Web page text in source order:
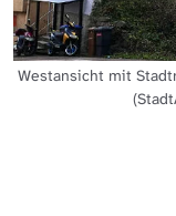
Westansicht mit